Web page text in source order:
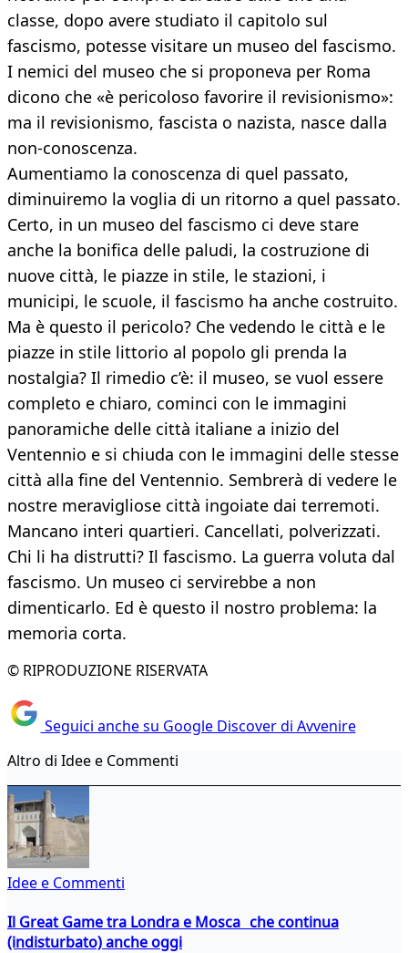
classe, dopo avere studiato il capitolo sul
fascismo, potesse visitare un museo del fascismo.
I nemici del museo che si proponeva per Roma
dicono che «è pericoloso favorire il revisionismo»:
ma il revisionismo, fascista o nazista, nasce dalla
non-conoscenza.
Aumentiamo la conoscenza di quel passato,
diminuiremo la voglia di un ritorno a quel passato.
Certo, in un museo del fascismo ci deve stare
anche la bonifica delle paludi, la costruzione di
nuove città, le piazze in stile, le stazioni, i
municipi, le scuole, il fascismo ha anche costruito.
Ma è questo il pericolo? Che vedendo le città e le
piazze in stile littorio al popolo gli prenda la
nostalgia? Il rimedio c’è: il museo, se vuol essere
completo e chiaro, cominci con le immagini
panoramiche delle città italiane a inizio del
Ventennio e si chiuda con le immagini delle stesse
città alla fine del Ventennio. Sembrerà di vedere le
nostre meravigliose città ingoiate dai terremoti.
Mancano interi quartieri. Cancellati, polverizzati.
Chi li ha distrutti? Il fascismo. La guerra voluta dal
fascismo. Un museo ci servirebbe a non
dimenticarlo. Ed è questo il nostro problema: la
memoria corta.
© RIPRODUZIONE RISERVATA
Seguici anche su Google Discover di Avvenire
Altro di Idee e Commenti
Idee e Commenti
Il Great Game tra Londra e Mosca che continua
(indisturbato) anche oggi